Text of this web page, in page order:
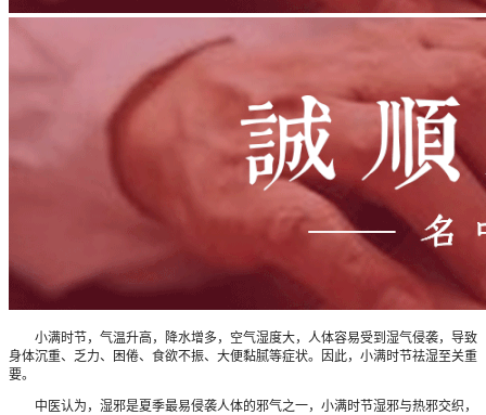
小满时节，气温升高，降水增多，空气湿度大，人体容易受到湿气侵袭，导致
身体沉重、乏力、困倦、食欲不振、大便黏腻等症状。因此，小满时节祛湿至关重
要。
中医认为，湿邪是夏季最易侵袭人体的邪气之一，小满时节湿邪与热邪交织，